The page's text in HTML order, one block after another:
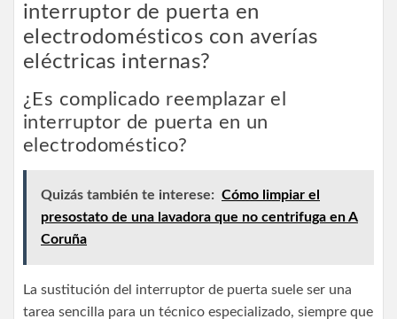
interruptor de puerta en
electrodomésticos con averías
eléctricas internas?
¿Es complicado reemplazar el
interruptor de puerta en un
electrodoméstico?
Quizás también te interese: Cómo limpiar el
presostato de una lavadora que no centrifuga en A
Coruña
La sustitución del interruptor de puerta suele ser una
tarea sencilla para un técnico especializado, siempre que